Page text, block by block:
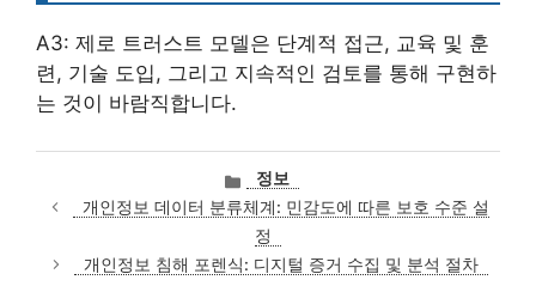
A3: 제로 트러스트 모델은 단계적 접근, 교육 및 훈
련, 기술 도입, 그리고 지속적인 검토를 통해 구현하
는 것이 바람직합니다.
카
테
고
리
정보
개인정보 데이터 분류체계: 민감도에 따른 보호 수준 설
정
개인정보 침해 포렌식: 디지털 증거 수집 및 분석 절차